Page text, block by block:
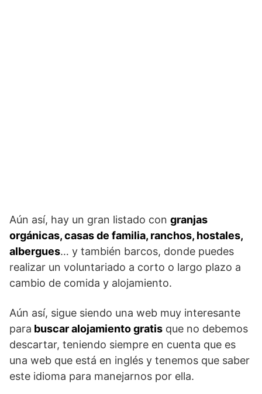
Aún así, hay un gran listado con granjas
orgánicas, casas de familia, ranchos, hostales,
albergues… y también barcos, donde puedes
realizar un voluntariado a corto o largo plazo a
cambio de comida y alojamiento.
Aún así, sigue siendo una web muy interesante
para buscar alojamiento gratis que no debemos
descartar, teniendo siempre en cuenta que es
una web que está en inglés y tenemos que saber
este idioma para manejarnos por ella.